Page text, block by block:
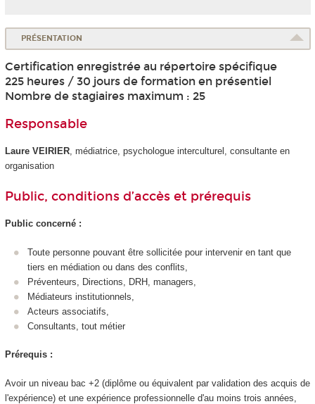
PRÉSENTATION
Certification enregistrée au répertoire spécifique
225 heures / 30 jours de formation en présentiel
Nombre de stagiaires maximum : 25
Responsable
Laure VEIRIER, médiatrice, psychologue interculturel, consultante en
organisation
Public, conditions d’accès et prérequis
Public concerné :
Toute personne pouvant être sollicitée pour intervenir en tant que
tiers en médiation ou dans des conflits,
Préventeurs, Directions, DRH, managers,
Médiateurs institutionnels,
Acteurs associatifs,
Consultants, tout métier
Prérequis :
Avoir un niveau bac +2 (diplôme ou équivalent par validation des acquis de
l'expérience) et une expérience professionnelle d'au moins trois années,